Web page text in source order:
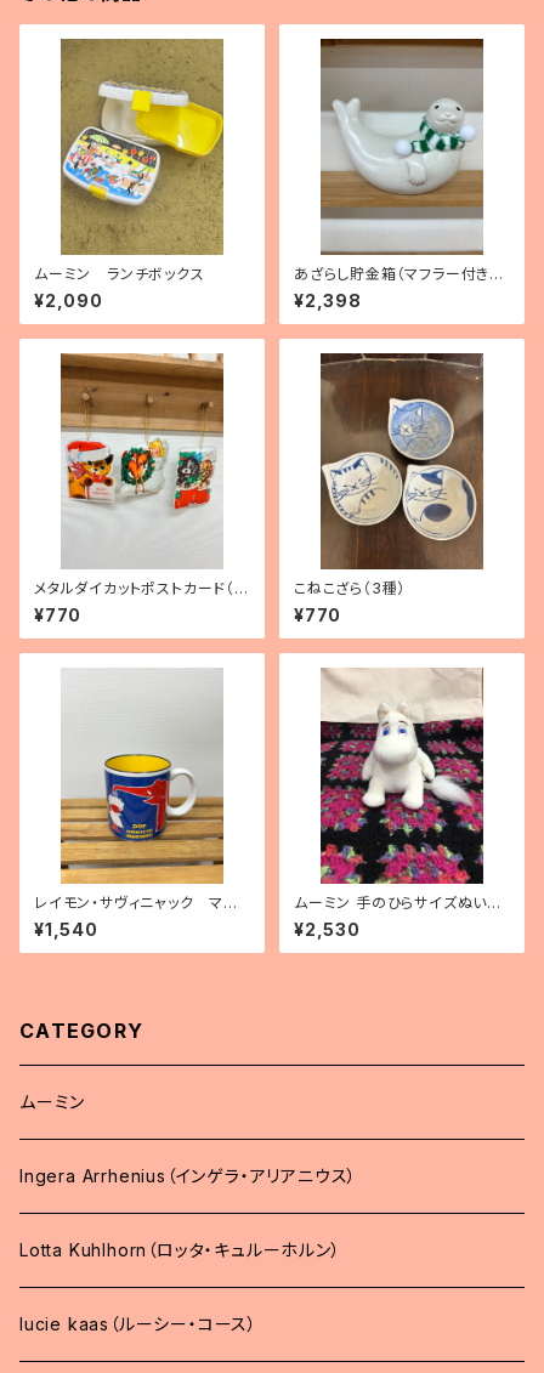
ムーミン ランチボックス
¥2,090
あざらし貯金箱（マフラー付き・
フィンランド製）
¥2,398
メタルダイカットポストカード（3
種）
¥770
こねこざら（3種）
¥770
レイモン・サヴィニャック マグ
カップ 「ドップ」
¥1,540
ムーミン 手のひらサイズぬいぐ
るみ
¥2,530
CATEGORY
ムーミン
Ingera Arrhenius（インゲラ・アリアニウス）
Lotta Kuhlhorn（ロッタ・キュルーホルン）
lucie kaas（ルーシー・コース）